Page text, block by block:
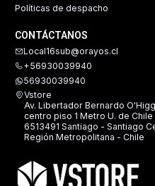
Políticas de despacho
CONTÁCTANOS
Local16sub@orayos.cl
+56930039940
56930039940
Vstore
Av. Libertador Bernardo
centro piso 1 Metro U. de Chile
6513491 Santiago - Santiago
Región Metropolitana - Chile